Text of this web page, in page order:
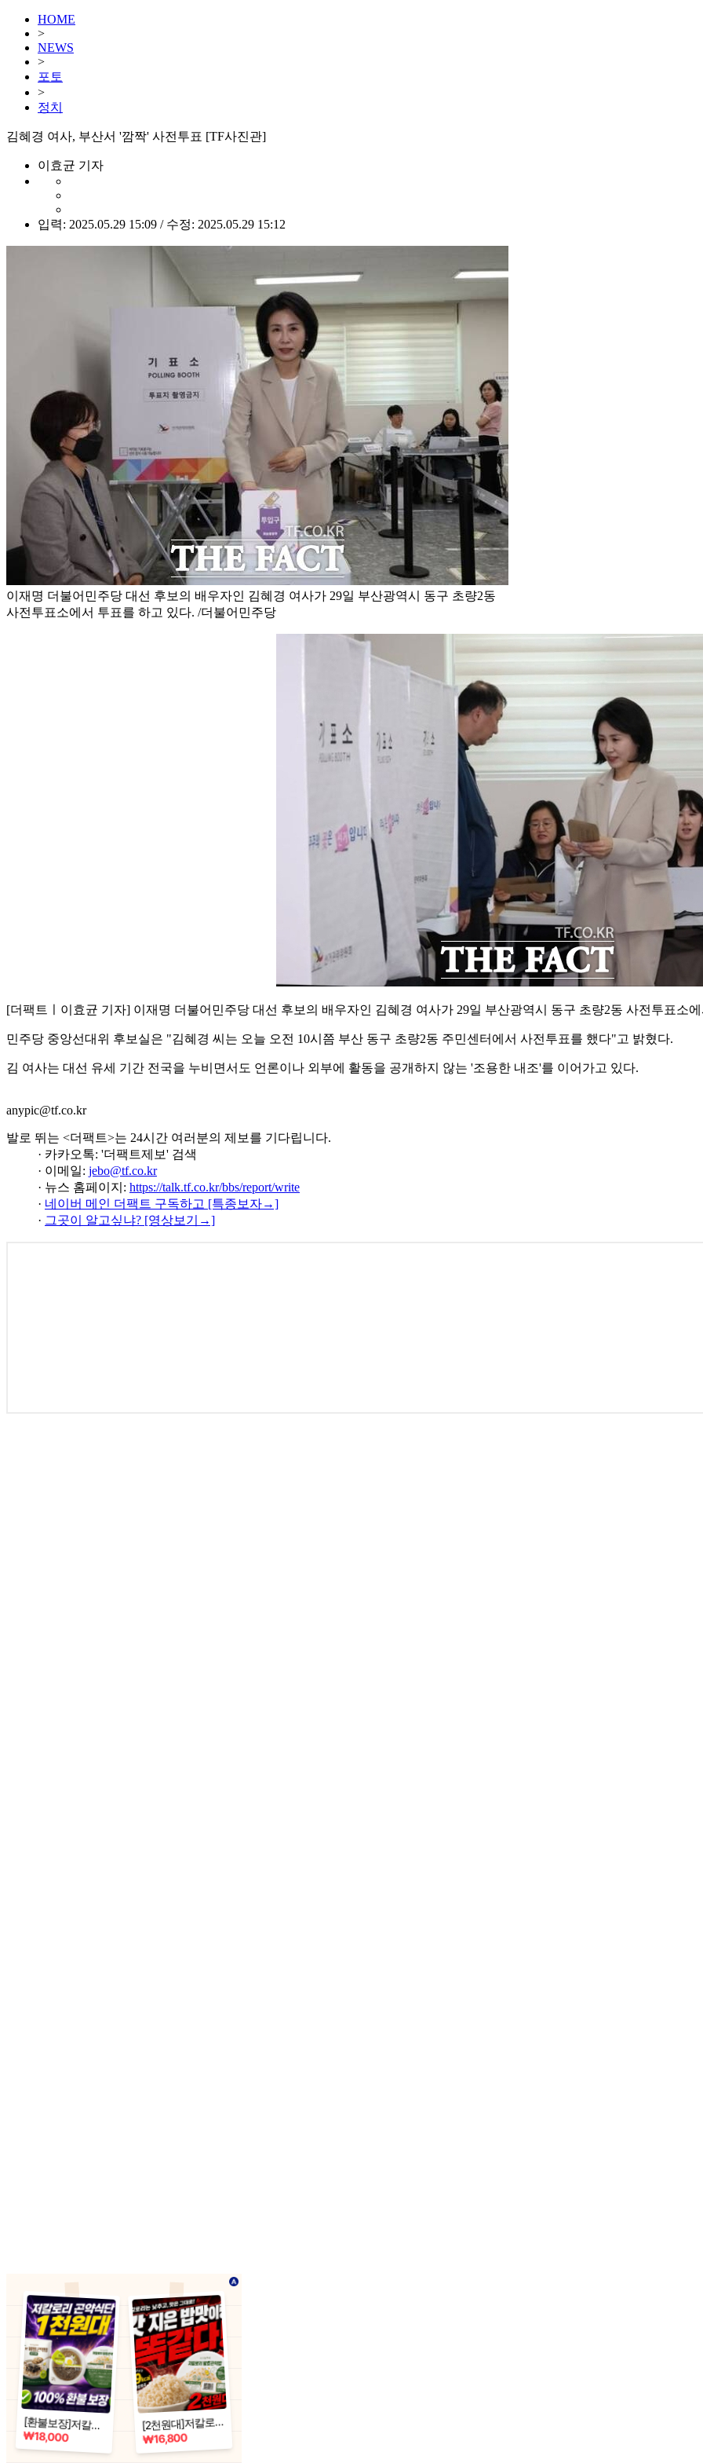
HOME
>
NEWS
>
포토
>
정치
김혜경 여사, 부산서 '깜짝' 사전투표 [TF사진관]
이효균 기자
입력: 2025.05.29 15:09 / 수정: 2025.05.29 15:12
이재명 더불어민주당 대선 후보의 배우자인 김혜경 여사가 29일 부산광역시 동구 초량2동
사전투표소에서 투표를 하고 있다. /더불어민주당
[더팩트ㅣ이효균 기자] 이재명 더불어민주당 대선 후보의 배우자인 김혜경 여사가 29일 부산광역시 동구 초량2동 사전투표소
민주당 중앙선대위 후보실은 "김혜경 씨는 오늘 오전 10시쯤 부산 동구 초량2동 주민센터에서 사전투표를 했다"고 밝혔다.
김 여사는 대선 유세 기간 전국을 누비면서도 언론이나 외부에 활동을 공개하지 않는 '조용한 내조'를 이어가고 있다.
anypic@tf.co.kr
발로 뛰는 <더팩트>는 24시간 여러분의 제보를 기다립니다.
· 카카오톡: '더팩트제보' 검색
· 이메일: jebo@tf.co.kr
· 뉴스 홈페이지: https://talk.tf.co.kr/bbs/report/write
· 네이버 메인 더팩트 구독하고 [특종보자→]
· 그곳이 알고싶냐? [영상보기→]